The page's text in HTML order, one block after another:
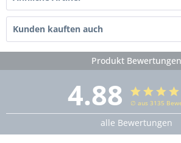
Kunden kauften auch
Produkt Bewertungen
4.88 ∅ aus 3135
alle Bewertungen